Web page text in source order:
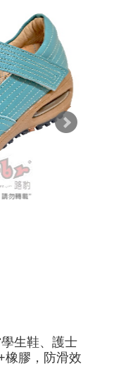
生鞋、護士
橡膠，防滑效